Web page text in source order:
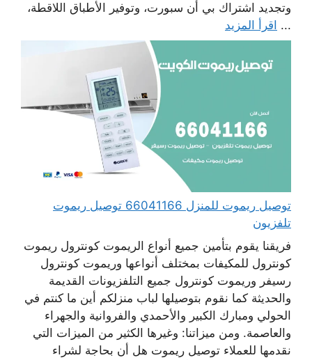
وتجديد اشتراك بي أن سبورت، وتوفير الأطباق اللاقطة،
... اقرأ المزيد
توصيل ريموت للمنزل 66041166 توصيل ريموت
تلفزيون
فريقنا يقوم بتأمين جميع أنواع الريموت كونترول ريموت
كونترول للمكيفات بمختلف أنواعها وريموت كونترول
رسيفر وريموت كونترول جميع التلفزيونات القديمة
والحديثة كما نقوم بتوصيلها لباب منزلكم أين ما كنتم في
الحولي ومبارك الكبير والأحمدي والفروانية والجهراء
والعاصمة. ومن ميزاتنا: وغيرها الكثير من الميزات التي
نقدمها للعملاء توصيل ريموت هل أن بحاجة لشراء